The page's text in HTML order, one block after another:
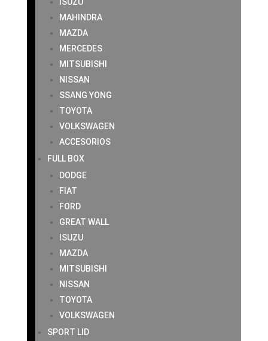
MAHINDRA
MAZDA
MERCEDES
MITSUBISHI
NISSAN
SSANG YONG
TOYOTA
VOLKSWAGEN
ACCESORIOS
FULL BOX
DODGE
FIAT
FORD
GREAT WALL
ISUZU
MAZDA
MITSUBISHI
NISSAN
TOYOTA
VOLKSWAGEN
SPORT LID